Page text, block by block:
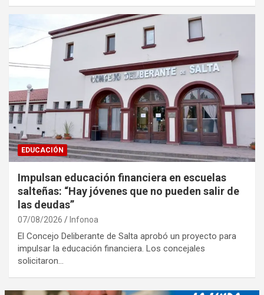
EDUCACIÓN
Impulsan educación financiera en escuelas
salteñas: “Hay jóvenes que no pueden salir de
las deudas”
07/08/2026 Infonoa
El Concejo Deliberante de Salta aprobó un proyecto para
impulsar la educación financiera. Los concejales
solicitaron…